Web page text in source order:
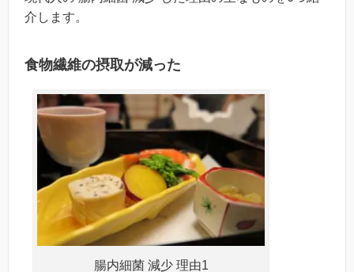
介します。
食物繊維の摂取が減った
腸内細菌 減少 理由1